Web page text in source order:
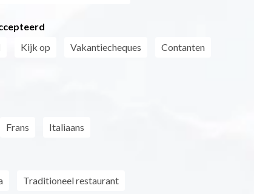
Kijk op Vakantiecheques Contanten
Frans Italiaans
Traditioneel restaurant